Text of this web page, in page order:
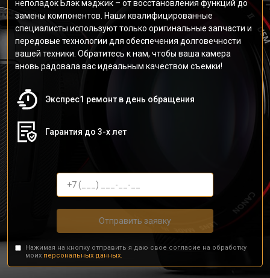
неполадок Блэк мэджик – от восстановления функций до
замены компонентов. Наши квалифицированные
специалисты используют только оригинальные запчасти и
передовые технологии для обеспечения долговечности
вашей техники. Обратитесь к нам, чтобы ваша камера
вновь радовала вас идеальным качеством съемки!
Экспрес1 ремонт в день обращения
Гарантия до 3-х лет
Отправить заявку
Нажимая на кнопку отправить я даю свое согласие на обработку
моих персональных данных.